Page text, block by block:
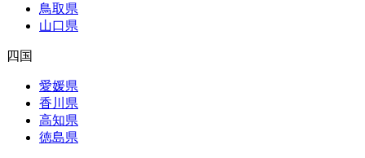
鳥取県
山口県
四国
愛媛県
香川県
高知県
徳島県